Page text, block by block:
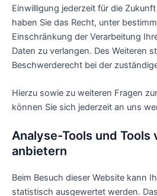
Einwilligung jederzeit für die
haben Sie das Recht, unter
Einschränkung der Verarbeitung
Daten zu verlangen. Des Weiteren
Beschwerderecht bei der
Hierzu sowie zu weiteren Fragen
können Sie sich jederzeit an uns
Analyse-Tools und
anbietern
Beim Besuch dieser Website kann
statistisch ausgewertet werden.